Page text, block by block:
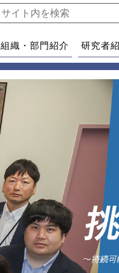
組織・部門紹介 研究者